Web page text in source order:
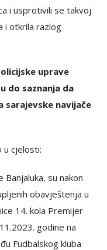
i usprotivili se takvoj
i otkrila razlog
uprave
do saznanja da
sarajevske navijače
u cjelosti:
Banjaluka, su nakon
obavještenja u
14. kola Premijer
godine na
Fudbalskog kluba